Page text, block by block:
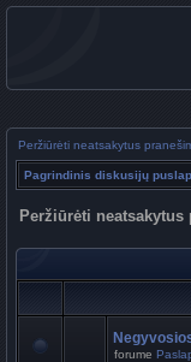
Peržiūrėti neatsakytus
Pagrindinis diskusijų
Peržiūrėti neatsakytus
forume